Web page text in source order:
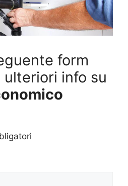
form
info su